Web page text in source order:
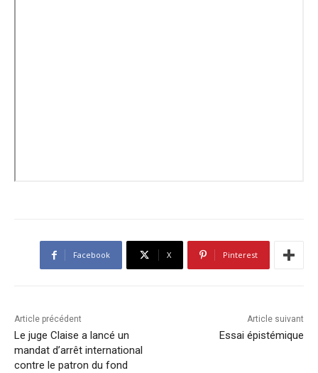
Facebook X Pinterest
Article précédent
Le juge Claise a lancé un
mandat d’arrêt international
contre le patron du fond
Article suivant
Essai épistémique